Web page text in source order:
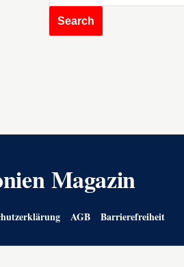
Magazin
AGB Barrierefreiheit